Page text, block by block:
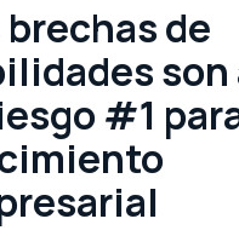
brechas de
son
#1